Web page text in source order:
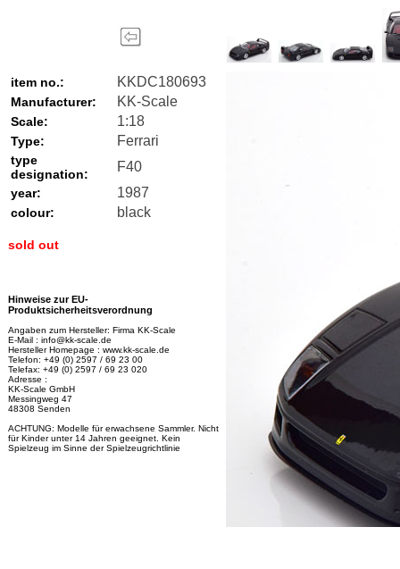
item no.: KKDC180693
Manufacturer: KK-Scale
Scale: 1:18
Type: Ferrari
type
designation:
F40
year: 1987
colour: black
sold out
Hinweise zur EU-
Produktsicherheitsverordnung
Angaben zum Hersteller: Firma KK-Scale
E-Mail : info@kk-scale.de
Hersteller Homepage : www.kk-scale.de
Telefon: +49 (0) 2597 / 69 23 00
Telefax: +49 (0) 2597 / 69 23 020
Adresse :
KK-Scale GmbH
Messingweg 47
48308 Senden
ACHTUNG: Modelle für erwachsene Sammler. Nicht
für Kinder unter 14 Jahren geeignet. Kein
Spielzeug im Sinne der Spielzeugrichtlinie